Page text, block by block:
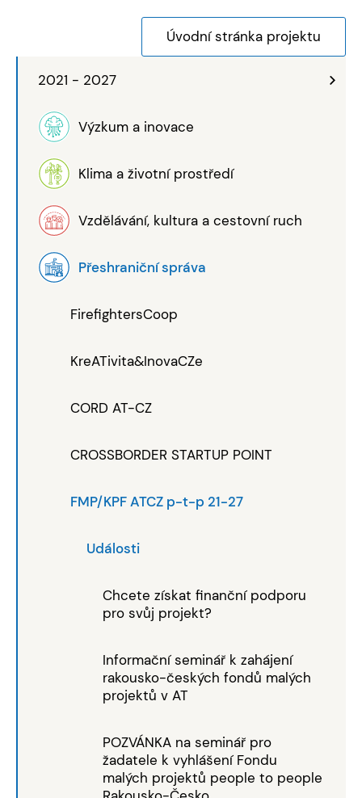
2021 - 2027
Výzkum a inovace
Klima a životní prostředí
Vzdělávání, kultura a cestovní ruch
Přeshraniční správa
FirefightersCoop
KreATivita&InovaCZe
CORD AT-CZ
CROSSBORDER STARTUP POINT
FMP/KPF ATCZ p-t-p 21-27
Události
Chcete získat finanční podporu
pro svůj projekt?
Informační seminář k zahájení
rakousko-českých fondů malých
projektů v AT
POZVÁNKA na seminář pro
žadatele k vyhlášení Fondu
malých projektů people to people
Úvodní stránka projektu